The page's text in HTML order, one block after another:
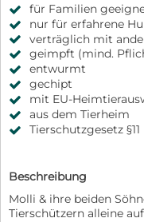
für Familien
nur für erfahrene
verträglich mit
geimpft (mind.
entwurmt
gechipt
mit EU-
aus dem Tierheim
Tierschutzgesetz §11
Beschreibung
Molli & ihre beiden
Tierschützern alleine